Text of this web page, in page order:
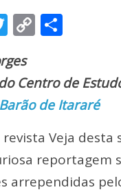
T
itt
er
C
y
Li
n
k
S
ar
e
Centro de
Barão de Itararé
Veja desta
reportagem
arrependidas